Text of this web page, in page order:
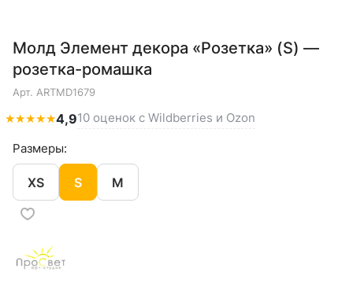
Молд Элемент декора «Розетка» (S) —
розетка-ромашка
Арт. ARTMD1679
★★★★★4,910 оценок с Wildberries и Ozon
Размеры:
XS S M